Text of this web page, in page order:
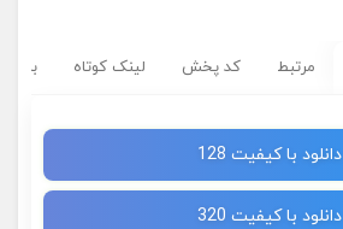
مرتبط کد پخش لینک کوتاه
دانلود با کیفیت 128
دانلود با کیفیت 320